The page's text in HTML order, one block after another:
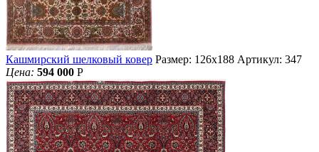
Кашмирский шелковый ковер Размер: 126х188 Артикул: 347
Цена: 594 000 Р